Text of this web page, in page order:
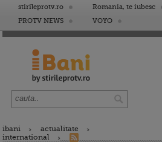
stirileprotv.ro Romania, te iubesc
PROTV NEWS
VOYO
ibani
actualitate
international